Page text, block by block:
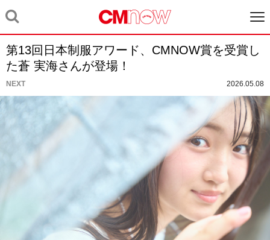
第13回日本制服アワード、CMNOW賞を受賞し
た蒼 実海さんが登場！
NEXT 2026.05.08